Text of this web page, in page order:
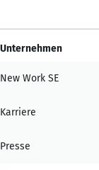
Unternehmen
New Work SE
Karriere
Presse